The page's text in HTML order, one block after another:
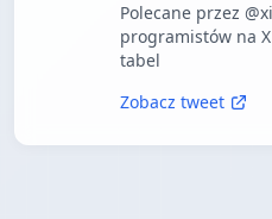
Polecane przez
programistów na
tabel
Zobacz tweet